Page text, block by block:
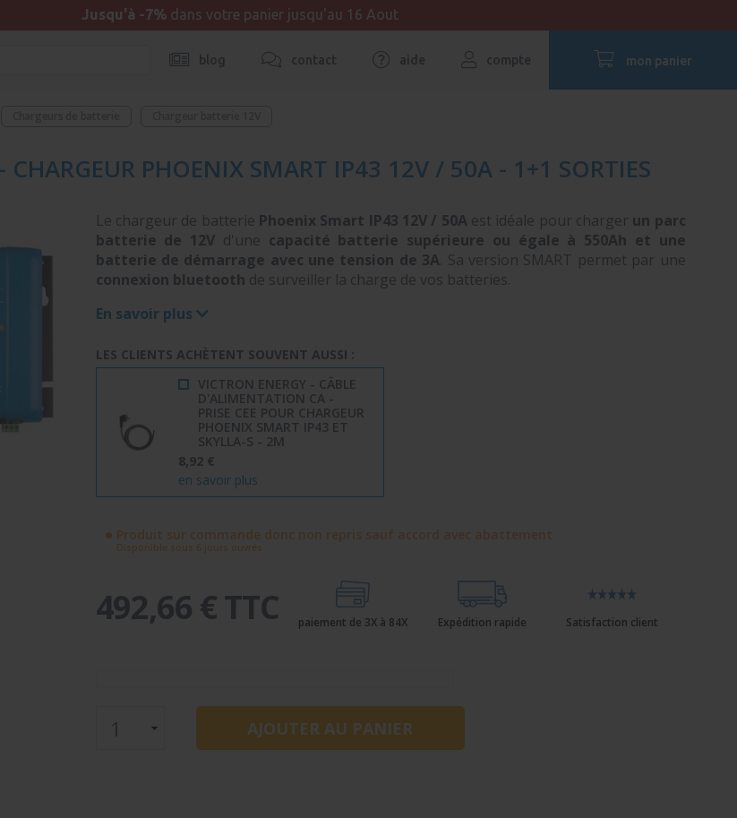
Jusqu'à -7%dans votre panier jusqu'au 16 Aout
blog contact aide compte mon panier
CHARGEUR PHOENIX SMART IP43 12V / 50A - 1+1 SORTIES
Le chargeur de batterie Phoenix Smart IP43 12V / 50A est idéale pour charger un parc
batterie de 12V d'une capacité batterie supérieure ou égale à 550Ah et une
batterie de démarrage avec une tension de 3A. Sa version SMART permet par une
connexion bluetooth de surveiller la charge de vos batteries.
En savoir plus
LES CLIENTS ACHÈTENT SOUVENT AUSSI :
VICTRON ENERGY - CÂBLE
D'ALIMENTATION CA -
PRISE CEE POUR CHARGEUR
PHOENIX SMART IP43 ET
SKYLLA-S - 2M
8,92 €
en savoir plus
Produit sur commande donc non repris sauf accord avec abattement
Disponible sous 6 jours ouvrés
492,66 € TTC paiement de 3X à 84X Expédition rapide Satisfaction client